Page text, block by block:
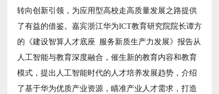
转向创新引领，为应用型高校走高质量发展之路提供
了有益的借鉴。 嘉宾浙江华为ICT教育研究院院长谭方
的《建设智算人才底座 服务新质生产力发展》报告从
人工智能与教育深度融合，催生新的教育内容和教育
模式，提出人工智能时代的人才培养发展趋势，介绍
了基于华为优质产业资源，瞄准产业人才需求，打造